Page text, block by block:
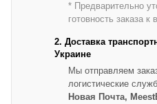
* Предварительно
готовность заказа к
2. Доставка
Украине
Мы отправляем
логистические
Новая Почта,